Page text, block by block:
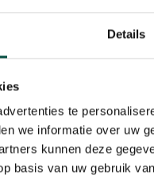
Details
te
we informatie over uw
kunnen deze
basis van uw gebruik